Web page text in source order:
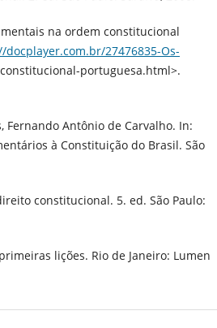
na ordem constitucional
docplayer.com.br/27476835-Os-
portuguesa.html>.
Fernando Antônio de Carvalho. In:
à Constituição do Brasil. São
constitucional. 5. ed. São Paulo:
lições. Rio de Janeiro: Lumen